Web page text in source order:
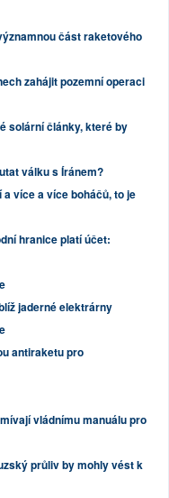
část raketového
zahájit pozemní operaci
solární články, které by
válku s Íránem?
a více a více boháčů, to je
hranice platí účet:
jaderné elektrárny
antiraketu pro
vládnímu manuálu pro
průliv by mohly vést k